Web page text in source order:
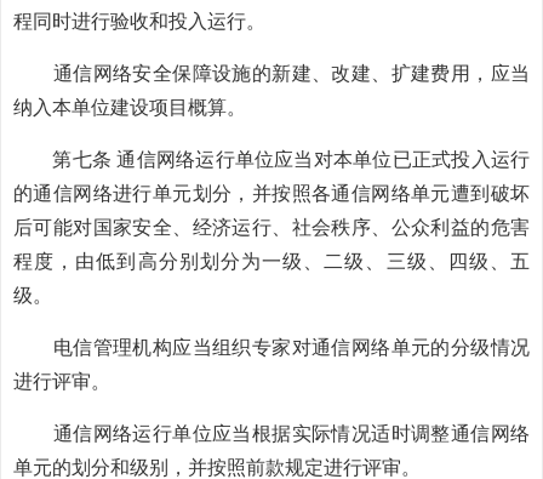
程同时进行验收和投入运行。
通信网络安全保障设施的新建、改建、扩建费用，应当
纳入本单位建设项目概算。
第七条 通信网络运行单位应当对本单位已正式投入运行
的通信网络进行单元划分，并按照各通信网络单元遭到破坏
后可能对国家安全、经济运行、社会秩序、公众利益的危害
程度，由低到高分别划分为一级、二级、三级、四级、五
级。
电信管理机构应当组织专家对通信网络单元的分级情况
进行评审。
通信网络运行单位应当根据实际情况适时调整通信网络
单元的划分和级别，并按照前款规定进行评审。